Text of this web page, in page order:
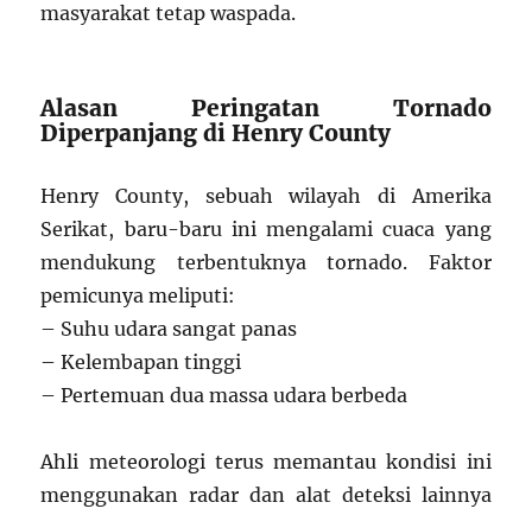
masyarakat tetap waspada.
Alasan Peringatan Tornado
Diperpanjang di Henry County
Henry County, sebuah wilayah di Amerika
Serikat, baru-baru ini mengalami cuaca yang
mendukung terbentuknya tornado. Faktor
pemicunya meliputi:
– Suhu udara sangat panas
– Kelembapan tinggi
– Pertemuan dua massa udara berbeda
Ahli meteorologi terus memantau kondisi ini
menggunakan radar dan alat deteksi lainnya